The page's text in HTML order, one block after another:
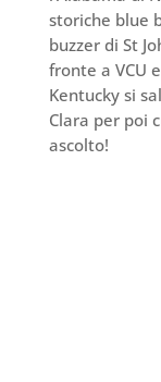
storiche blue
buzzer di St
fronte a VCU
Kentucky si
Clara per poi
ascolto!